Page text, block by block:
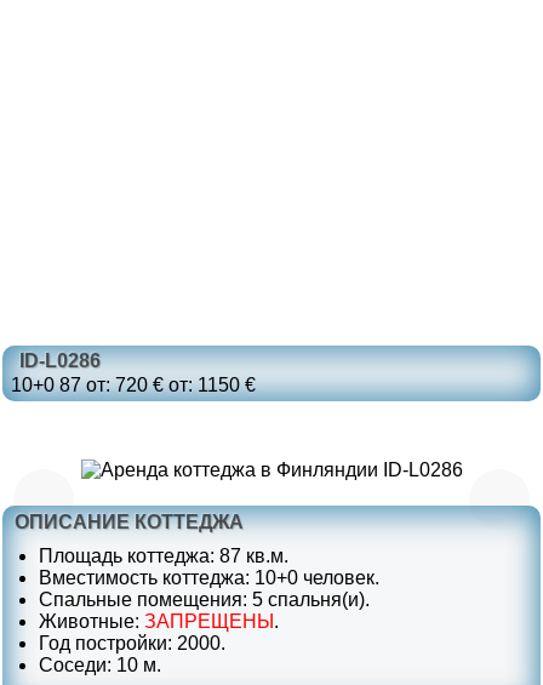
ID-L0286
10+0 87 от: 720 € от: 1150 €
ОПИСАНИЕ КОТТЕДЖА
Площадь коттеджа: 87 кв.м.
Вместимость коттеджа: 10+0 человек.
Спальные помещения: 5 спальня(и).
Животные: ЗАПРЕЩЕНЫ .
Год постройки: 2000.
Соседи: 10 м.